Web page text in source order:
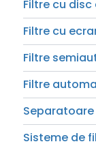
Filtre cu
Filtre cu
Filtre
Filtre
Sisteme de